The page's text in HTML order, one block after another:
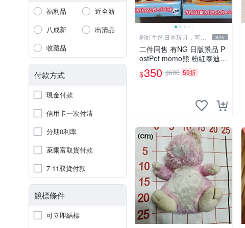
福利品
近全新
八成新
出清品
收藏品
付款方式
現金付款
信用卡一次付清
分期0利率
萊爾富取貨付款
7-11取貨付款
競標條件
可立即結標
彩虹牛的日本玩具，可7
取付
825
二件同售 有NG 日版景品 P
ostPet momo熊 粉紅泰迪熊
妹妹 comomo 企鵝 娃娃 布
偶 手指頭 娃娃
$350 $600 59折